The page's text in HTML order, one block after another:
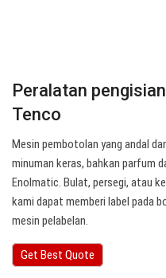
Peralatan
Tenco
Mesin pembotolan yang andal
minuman keras, bahkan parfum
Enolmatic. Bulat, persegi, atau
kami dapat memberi label pada
mesin pelabelan.
Get Best Quote